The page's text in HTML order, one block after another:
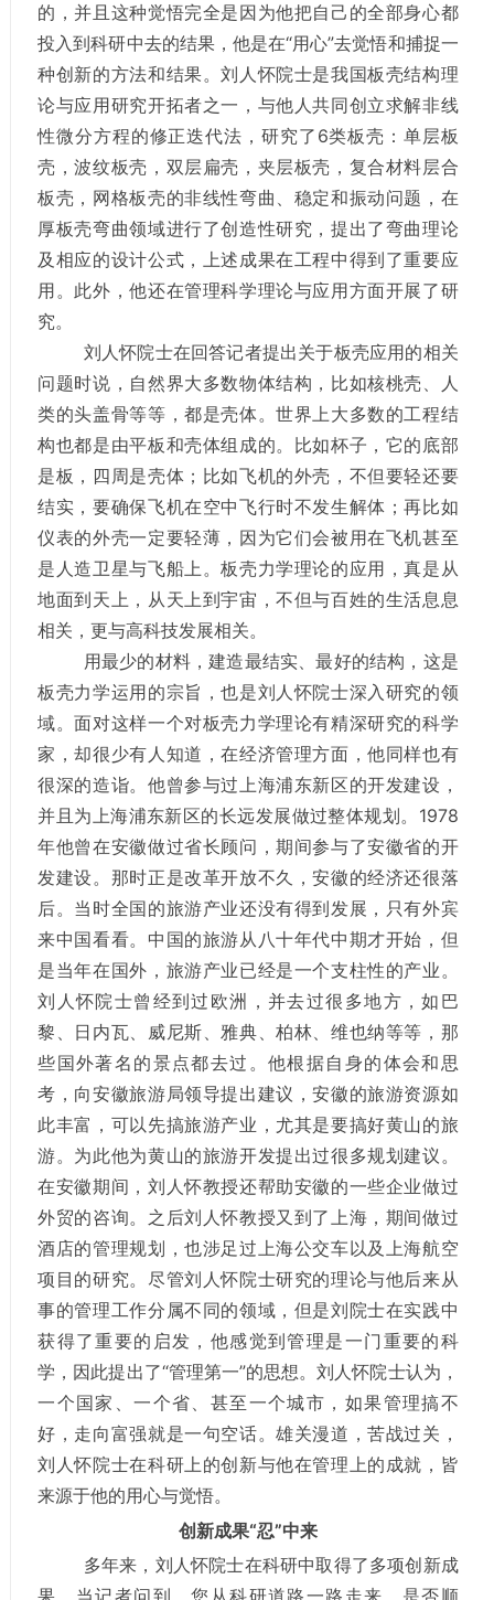
的，并且这种觉悟完全是因为他把自己的全部身心都
投入到科研中去的结果，他是在“用心”去觉悟和捕捉一
种创新的方法和结果。刘人怀院士是我国板壳结构理
论与应用研究开拓者之一，与他人共同创立求解非线
性微分方程的修正迭代法，研究了6类板壳：单层板
壳，波纹板壳，双层扁壳，夹层板壳，复合材料层合
板壳，网格板壳的非线性弯曲、稳定和振动问题，在
厚板壳弯曲领域进行了创造性研究，提出了弯曲理论
及相应的设计公式，上述成果在工程中得到了重要应
用。此外，他还在管理科学理论与应用方面开展了研
究。
刘人怀院士在回答记者提出关于板壳应用的相关
问题时说，自然界大多数物体结构，比如核桃壳、人
类的头盖骨等等，都是壳体。世界上大多数的工程结
构也都是由平板和壳体组成的。比如杯子，它的底部
是板，四周是壳体；比如飞机的外壳，不但要轻还要
结实，要确保飞机在空中飞行时不发生解体；再比如
仪表的外壳一定要轻薄，因为它们会被用在飞机甚至
是人造卫星与飞船上。板壳力学理论的应用，真是从
地面到天上，从天上到宇宙，不但与百姓的生活息息
相关，更与高科技发展相关。
用最少的材料，建造最结实、最好的结构，这是
板壳力学运用的宗旨，也是刘人怀院士深入研究的领
域。面对这样一个对板壳力学理论有精深研究的科学
家，却很少有人知道，在经济管理方面，他同样也有
很深的造诣。他曾参与过上海浦东新区的开发建设，
并且为上海浦东新区的长远发展做过整体规划。1978
年他曾在安徽做过省长顾问，期间参与了安徽省的开
发建设。那时正是改革开放不久，安徽的经济还很落
后。当时全国的旅游产业还没有得到发展，只有外宾
来中国看看。中国的旅游从八十年代中期才开始，但
是当年在国外，旅游产业已经是一个支柱性的产业。
刘人怀院士曾经到过欧洲，并去过很多地方，如巴
黎、日内瓦、威尼斯、雅典、柏林、维也纳等等，那
些国外著名的景点都去过。他根据自身的体会和思
考，向安徽旅游局领导提出建议，安徽的旅游资源如
此丰富，可以先搞旅游产业，尤其是要搞好黄山的旅
游。为此他为黄山的旅游开发提出过很多规划建议。
在安徽期间，刘人怀教授还帮助安徽的一些企业做过
外贸的咨询。之后刘人怀教授又到了上海，期间做过
酒店的管理规划，也涉足过上海公交车以及上海航空
项目的研究。尽管刘人怀院士研究的理论与他后来从
事的管理工作分属不同的领域，但是刘院士在实践中
获得了重要的启发，他感觉到管理是一门重要的科
学，因此提出了“管理第一”的思想。刘人怀院士认为，
一个国家、一个省、甚至一个城市，如果管理搞不
好，走向富强就是一句空话。雄关漫道，苦战过关，
刘人怀院士在科研上的创新与他在管理上的成就，皆
来源于他的用心与觉悟。
创新成果“忍”中来
多年来，刘人怀院士在科研中取得了多项创新成
果。当记者问到，您从科研道路一路走来，是否顺